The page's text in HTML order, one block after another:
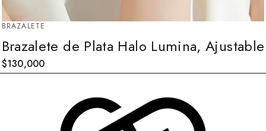
BRAZALETE
Brazalete de Plata Halo Lumina, Ajustable
$130,000